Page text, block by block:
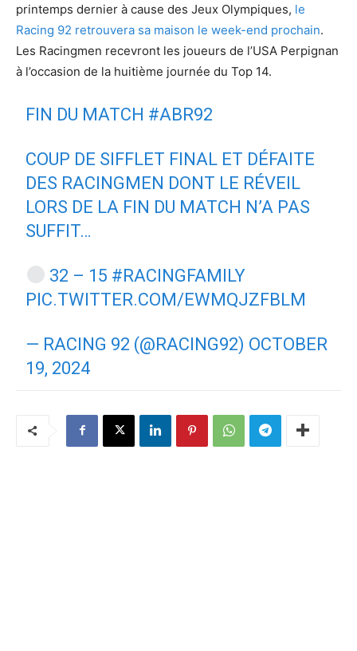
printemps dernier à cause des Jeux Olympiques, le
Racing 92 retrouvera sa maison le week-end prochain.
Les Racingmen recevront les joueurs de l’USA Perpignan
à l’occasion de la huitième journée du Top 14.
FIN DU MATCH #ABR92
COUP DE SIFFLET FINAL ET DÉFAITE
DES RACINGMEN DONT LE RÉVEIL
LORS DE LA FIN DU MATCH N’A PAS
SUFFIT…
32 – 15 #RACINGFAMILY
PIC.TWITTER.COM/EWMQJZFBLM
— RACING 92 (@RACING92) OCTOBER
19, 2024